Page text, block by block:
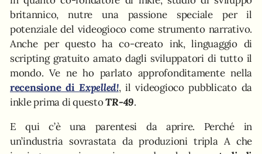
britannico, nutre una passione speciale per il
potenziale del videogioco come strumento narrativo.
Anche per questo ha co-creato ink, linguaggio di
scripting gratuito amato dagli sviluppatori di tutto il
mondo. Ve ne ho parlato approfonditamente nella
recensione diExpelled!, il videogioco pubblicato da
inkle prima di questoTR-49.
E qui c’è una parentesi da aprire. Perché in
un’industria sovrastata da produzioni tripla A che